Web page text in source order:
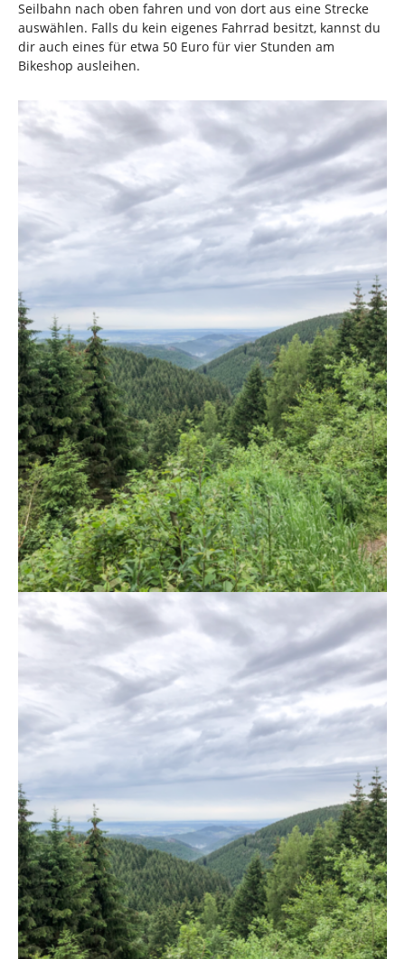
Seilbahn nach oben fahren und von dort aus eine Strecke
auswählen. Falls du kein eigenes Fahrrad besitzt, kannst du
dir auch eines für etwa 50 Euro für vier Stunden am
Bikeshop ausleihen.